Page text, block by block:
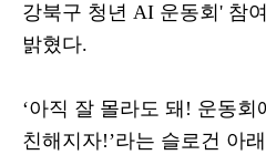
강북구 청년 AI 운동회 ' 참
밝혔다.
‘아직 잘 몰라도 돼 ! 운동회
친해지자!’라는 슬로건 아